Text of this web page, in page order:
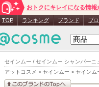
セインムー / セインムー シャンパーニ
アットコスメ > セインムー > セインム
おトクにキレイになる情報
TOP ランキング ブランド ブ